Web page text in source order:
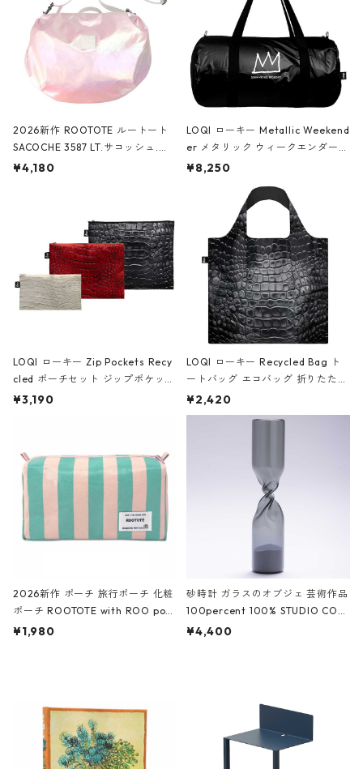
2026新作 ROOTOTE ルートート
SACOCHE 3587 LT.サコッシュ.ル
ミエ-B ショルダーバッグ グロスピ
¥4,180
LOQI ローキー Metallic Weekend
er メタリック ウィークエンダー
ボストンバッグ ショルダーバッグ
Black ジャン=ミッシェル・バスキ
ア/クラウン ブラック
¥8,250
LOQI ローキー Zip Pockets Recy
cled ポーチセット ジップポケット
ファスナーポーチ 撥水加工 トラベ
ーガンディー、オフホワイト
¥3,190
LOQI ローキー Recycled Bag ト
ートバッグ エコバッグ 折りたたみ
大きめ 撥水加工 収納ポーチ CRO
CODILE/Black クロコダイル/ブラ
¥2,420
2026新作 ポーチ 旅行ポーチ 化粧
ポーチ ROOTOTE with ROO pou
ch 3532 ルートート WR.ポーチ.ラ
¥1,980
砂時計 ガラスのオブジェ 芸術作品
100percent 100% STUDIO COH
AKU Timeless 100パーセント ス
¥4,400